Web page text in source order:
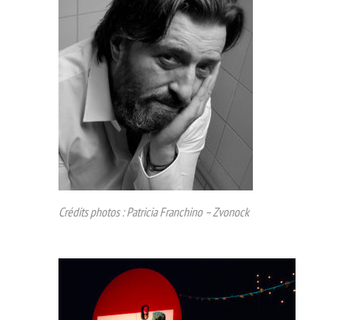
Crédits photos : Patricia Franchino –Zvonock